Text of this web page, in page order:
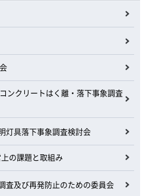
ンクリートはく離・落下事象調査
灯具落下事象調査検討会
の課題と取組み
査及び再発防止のための委員会